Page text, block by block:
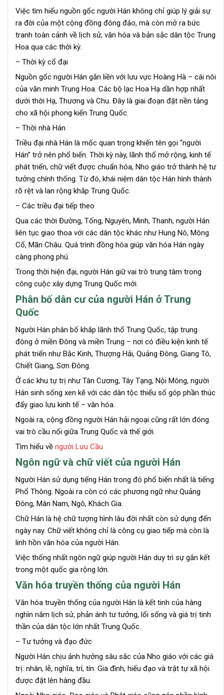
Việc tìm hiểu nguồn gốc người Hán không chỉ giúp lý giải sự
ra đời của một cộng đồng đông đảo, mà còn mở ra bức
tranh toàn cảnh về lịch sử, văn hóa và bản sắc dân tộc Trung
Hoa qua các thời kỳ.
– Thời kỳ cổ đại
Nguồn gốc người Hán gắn liền với lưu vực Hoàng Hà – cái nôi
của văn minh Trung Hoa. Các bộ lạc Hoa Hạ dần hợp nhất
dưới thời Hạ, Thương và Chu. Đây là giai đoạn đặt nền tảng
cho xã hội phong kiến Trung Quốc.
– Thời nhà Hán
Triều đại nhà Hán là mốc quan trọng khiến tên gọi “người
Hán” trở nên phổ biến. Thời kỳ này, lãnh thổ mở rộng, kinh tế
phát triển, chữ viết được chuẩn hóa, Nho giáo trở thành hệ tư
tưởng chính thống. Từ đó, khái niệm dân tộc Hán hình thành
rõ rệt và lan rộng khắp Trung Quốc.
– Các triều đại tiếp theo
Qua các thời Đường, Tống, Nguyên, Minh, Thanh, người Hán
liên tục giao thoa với các dân tộc khác như Hung Nô, Mông
Cổ, Mãn Châu. Quá trình đồng hóa giúp văn hóa Hán ngày
càng phong phú.
Trong thời hiện đại, người Hán giữ vai trò trung tâm trong
công cuộc xây dựng Trung Quốc mới.
Phân bố dân cư của người Hán ở Trung
Quốc
Người Hán phân bố khắp lãnh thổ Trung Quốc, tập trung
đông ở miền Đông và miền Trung – nơi có điều kiện kinh tế
phát triển như Bắc Kinh, Thượng Hải, Quảng Đông, Giang Tô,
Chiết Giang, Sơn Đông.
Ở các khu tự trị như Tân Cương, Tây Tạng, Nội Mông, người
Hán sinh sống xen kẽ với các dân tộc thiểu số góp phần thúc
đẩy giao lưu kinh tế – văn hóa.
Ngoài ra, cộng đồng người Hán hải ngoại cũng rất lớn đóng
vai trò cầu nối giữa Trung Quốc và thế giới.
Tìm hiểu về người Lưu Cầu
Ngôn ngữ và chữ viết của người Hán
Người Hán sử dụng tiếng Hán trong đó phổ biến nhất là tiếng
Phổ Thông. Ngoài ra còn có các phương ngữ như Quảng
Đông, Mân Nam, Ngô, Khách Gia.
Chữ Hán là hệ chữ tượng hình lâu đời nhất còn sử dụng đến
ngày nay. Chữ viết không chỉ là công cụ giao tiếp mà còn là
linh hồn văn hóa của người Hán.
Việc thống nhất ngôn ngữ giúp người Hán duy trì sự gắn kết
trong một quốc gia rộng lớn.
Văn hóa truyền thống của người Hán
Văn hóa truyền thống của người Hán là kết tinh của hàng
nghìn năm lịch sử, phản ánh tư tưởng, lối sống và giá trị tinh
thần của dân tộc lớn nhất Trung Quốc.
– Tư tưởng và đạo đức
Người Hán chịu ảnh hưởng sâu sắc của Nho giáo với các giá
trị: nhân, lễ, nghĩa, trí, tín. Gia đình, hiếu đạo và trật tự xã hội
được đặt lên hàng đầu.